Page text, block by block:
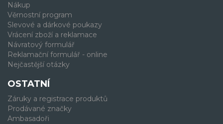
Nákup
Věrnostní program
Slevové a dárkové poukazy
Vrácení zboží a reklamace
Návratový formulář
Reklamační formulář - online
Nejčastější otázky
OSTATNÍ
Záruky a registrace produktů
Prodávané značky
Ambasadoři